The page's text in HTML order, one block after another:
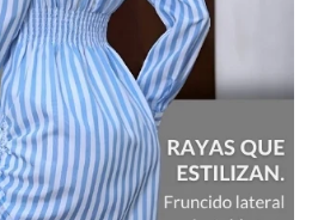
recibirás tu pedido en